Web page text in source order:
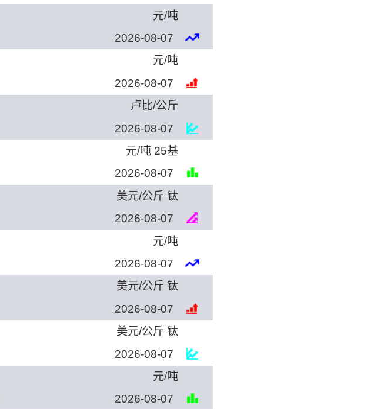
元/吨
2026-08-07
元/吨
2026-08-07
卢比/公斤
2026-08-07
元/吨 25基
2026-08-07
美元/公斤 钛
2026-08-07
元/吨
2026-08-07
美元/公斤 钛
2026-08-07
美元/公斤 钛
2026-08-07
元/吨
2026-08-07